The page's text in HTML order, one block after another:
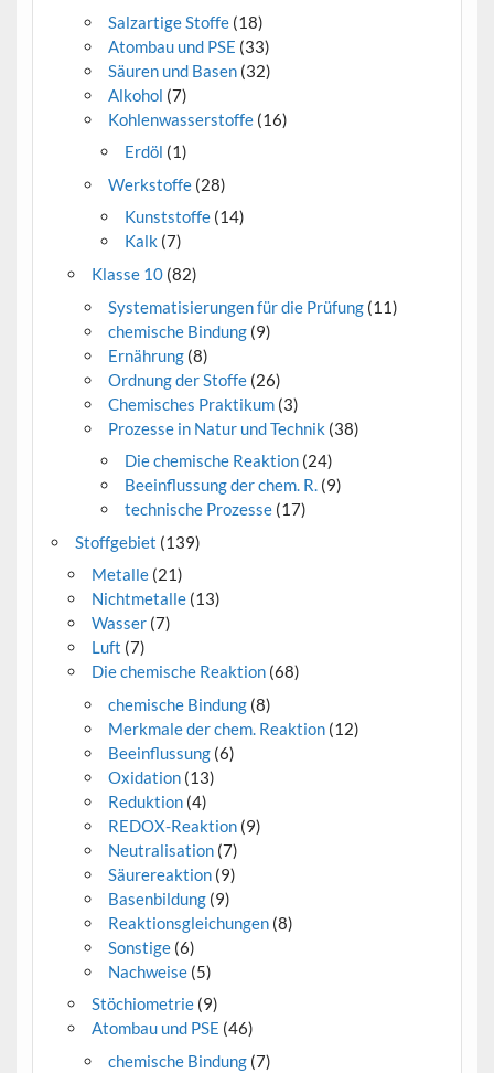
Salzartige Stoffe (18)
Atombau und PSE (33)
Säuren und Basen (32)
Alkohol (7)
Kohlenwasserstoffe (16)
Erdöl (1)
Werkstoffe (28)
Kunststoffe (14)
Kalk (7)
Klasse 10(82)
Systematisierungen für die Prüfung (11)
chemische Bindung (9)
Ernährung (8)
Ordnung der Stoffe (26)
Chemisches Praktikum (3)
Prozesse in Natur und Technik (38)
Die chemische Reaktion (24)
Beeinflussung der chem. R. (9)
technische Prozesse (17)
Stoffgebiet (139)
Metalle(21)
Nichtmetalle(13)
Wasser(7)
Luft (7)
Die chemische Reaktion(68)
chemische Bindung (8)
Merkmale der chem. Reaktion (12)
Beeinflussung (6)
Oxidation (13)
Reduktion (4)
REDOX-Reaktion (9)
Neutralisation (7)
Säurereaktion (9)
Basenbildung (9)
Reaktionsgleichungen (8)
Sonstige (6)
Nachweise (5)
Stöchiometrie(9)
Atombau und PSE (46)
chemische Bindung (7)